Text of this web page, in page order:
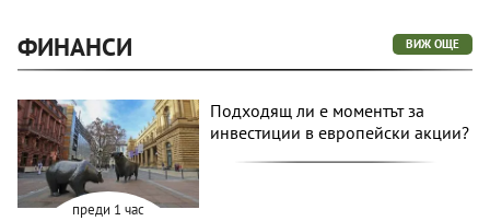
ФИНАНСИ ВИЖ ОЩЕ
преди 1 час
Подходящ ли е моментът за
инвестиции в европейски акции?